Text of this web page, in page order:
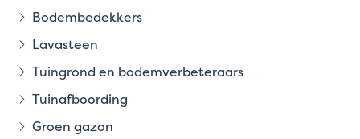
Bodembedekkers
Lavasteen
Tuingrond en bodemverbeteraars
Tuinafboording
Groen gazon